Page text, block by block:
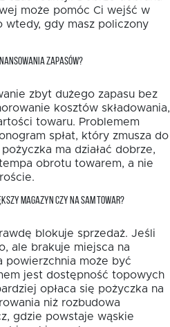
może pomóc Ci wejść w
wtedy, gdy masz policzony
ZAPASÓW?
zbyt dużego zapasu bez
kosztów składowania,
towaru. Problemem
spłat, który zmusza do
ma działać dobrze,
obrotu towarem, a nie
MAGAZYN CZY NA SAM TOWAR?
blokuje sprzedaż. Jeśli
ale brakuje miejsca na
powierzchnia może być
jest dostępność topowych
opłaca się pożyczka na
niż rozbudowa
gdzie powstaje wąskie